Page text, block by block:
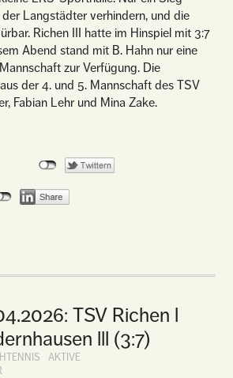
Langstädter verhindern, und die
Richen III hatte im Hinspiel mit 3:7
Abend stand mit B. Hahn nur eine
zur Verfügung. Die
der 4. und 5. Mannschaft des TSV
Fabian Lehr und Mina Zake.
TSV Richen l
lll (3:7)
AKTIVE